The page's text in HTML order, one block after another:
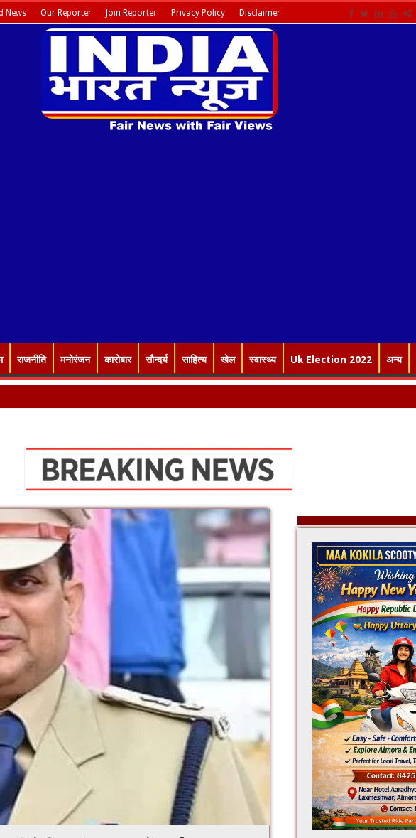
News Our Reporter Join Reporter Privacy Policy Disclaimer
राजनीति मनोरंजन कारोबार सौन्दर्य साहित्य खेल स्वास्थ्य Uk Election 2022 अन्य